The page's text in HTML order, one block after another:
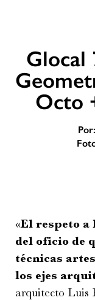
Glocal
Octo
Por:
«El respeto
del oficio de
técnicas
los ejes
arquitecto Luis